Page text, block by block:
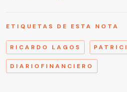
ETIQUETAS DE ESTA NOTA
RICARDO LAGOS
DIARIOFINANCIERO